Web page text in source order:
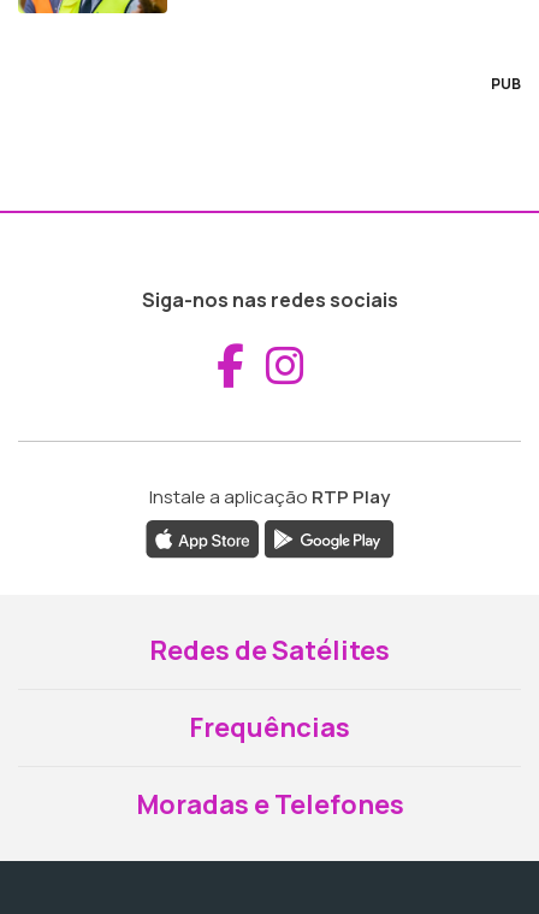
PUB
Siga-nos nas redes sociais
Aceder ao
Instale a aplicação RTP Play
Redes de Satélites
Frequências
Moradas e Telefones